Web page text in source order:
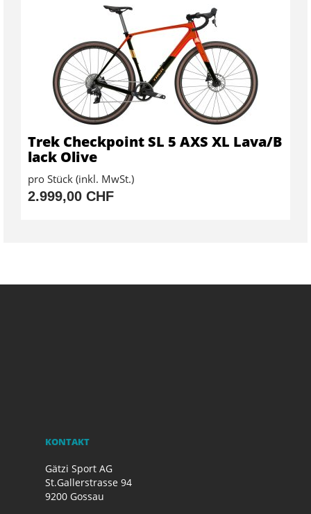
Trek Checkpoint SL 5 AXS XL Lava/B
lack Olive
pro Stück (inkl. MwSt.)
2.999,00 CHF
KONTAKT
Gätzi Sport AG
St.Gallerstrasse 94
9200 Gossau